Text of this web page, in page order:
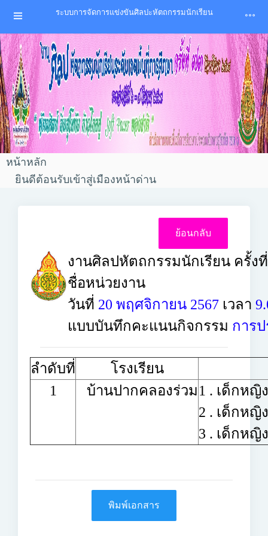
ระบบการจัดการแข่งขันศิลปะหัตถกรรมนักเรียน
หน้าหลัก
ยินดีต้อนรับเข้าสู่เมืองหน้าด่าน
งานศิลปหัตถกรรมนักเรียน ครั้ง
ชื่อหน่วยงาน
วันที่ 20 พฤศจิกายน 2567 เวลา
แบบบันทึกคะแนนกิจกรรม การ
ลำดับที่
โรงเรียน
1
บ้านปากคลองร่วม1 . เด็กห
2 . เด็กหญิ
3 . เด็กห